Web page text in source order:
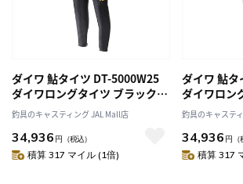
ダイワ 鮎タイツ DT-5000W25
ダイワロングタイツ ブラック
LB
釣具のキャスティング JAL Mall店
34,936 円 （税込）
積算 317 マイル (1倍)
ダイワ 鮎
ダイワロン
3LB
釣具のキャステ
34,936 円
積算 317